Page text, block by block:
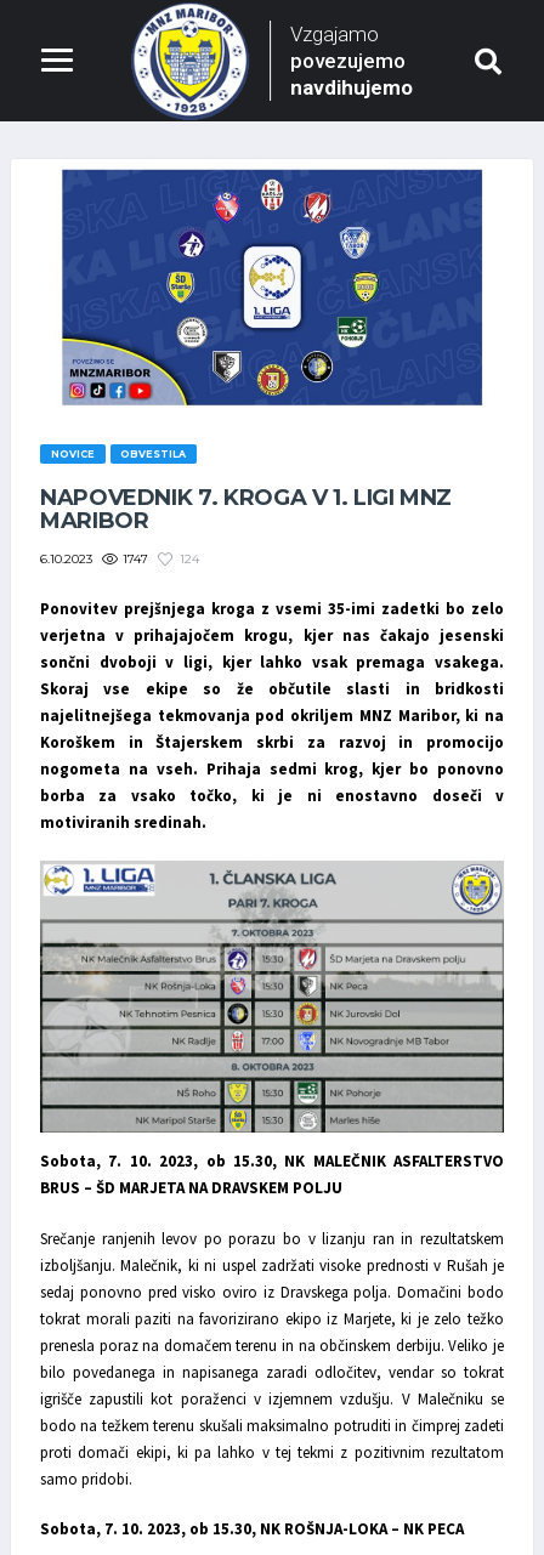
Vzgajamo
povezujemo
navdihujemo
NOVICE OBVESTILA
NAPOVEDNIK 7. KROGA V 1. LIGI MNZ
MARIBOR
6.10.2023 1747 124
Ponovitev prejšnjega kroga z vsemi 35-imi zadetki bo zelo
verjetna v prihajajočem krogu, kjer nas čakajo jesenski
sončni dvoboji v ligi, kjer lahko vsak premaga vsakega.
Skoraj vse ekipe so že občutile slasti in bridkosti
najelitnejšega tekmovanja pod okriljem MNZ Maribor, ki na
Koroškem in Štajerskem skrbi za razvoj in promocijo
nogometa na vseh. Prihaja sedmi krog, kjer bo ponovno
borba za vsako točko, ki je ni enostavno doseči v
motiviranih sredinah.
Sobota, 7. 10. 2023, ob 15.30, NK MALEČNIK ASFALTERSTVO
BRUS – ŠD MARJETA NA DRAVSKEM POLJU
Srečanje ranjenih levov po porazu bo v lizanju ran in rezultatskem
izboljšanju. Malečnik, ki ni uspel zadržati visoke prednosti v Rušah je
sedaj ponovno pred visko oviro iz Dravskega polja. Domačini bodo
tokrat morali paziti na favorizirano ekipo iz Marjete, ki je zelo težko
prenesla poraz na domačem terenu in na občinskem derbiju. Veliko je
bilo povedanega in napisanega zaradi odločitev, vendar so tokrat
igrišče zapustili kot poraženci v izjemnem vzdušju. V Malečniku se
bodo na težkem terenu skušali maksimalno potruditi in čimprej zadeti
proti domači ekipi, ki pa lahko v tej tekmi z pozitivnim rezultatom
samo pridobi.
Sobota, 7. 10. 2023, ob 15.30, NK ROŠNJA-LOKA – NK PECA